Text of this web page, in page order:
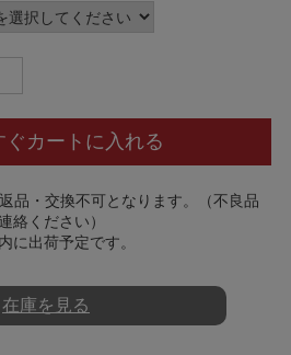
ぐカートに入れる
品・交換不可となります。（不良品
絡ください）
に出荷予定です。
在庫を見る